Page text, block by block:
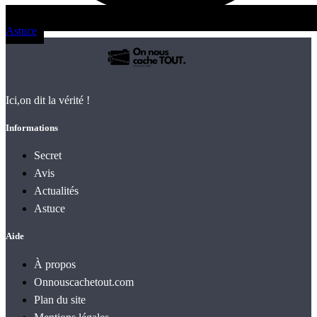
Astuce
Ici,on dit la vérité !
Informations
Secret
Avis
Actualités
Astuce
Aide
À propos
Onnouscachetout.com
Plan du site